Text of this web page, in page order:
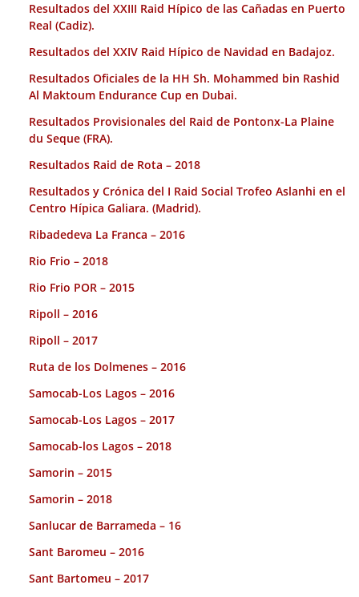
Resultados del XXIII Raid Hípico de las Cañadas en Puerto
Real (Cadiz).
Resultados del XXIV Raid Hípico de Navidad en Badajoz.
Resultados Oficiales de la HH Sh. Mohammed bin Rashid
Al Maktoum Endurance Cup en Dubai.
Resultados Provisionales del Raid de Pontonx-La Plaine
du Seque (FRA).
Resultados Raid de Rota – 2018
Resultados y Crónica del I Raid Social Trofeo Aslanhi en el
Centro Hípica Galiara. (Madrid).
Ribadedeva La Franca – 2016
Rio Frio – 2018
Rio Frio POR – 2015
Ripoll – 2016
Ripoll – 2017
Ruta de los Dolmenes – 2016
Samocab-Los Lagos – 2016
Samocab-Los Lagos – 2017
Samocab-los Lagos – 2018
Samorin – 2015
Samorin – 2018
Sanlucar de Barrameda – 16
Sant Baromeu – 2016
Sant Bartomeu – 2017